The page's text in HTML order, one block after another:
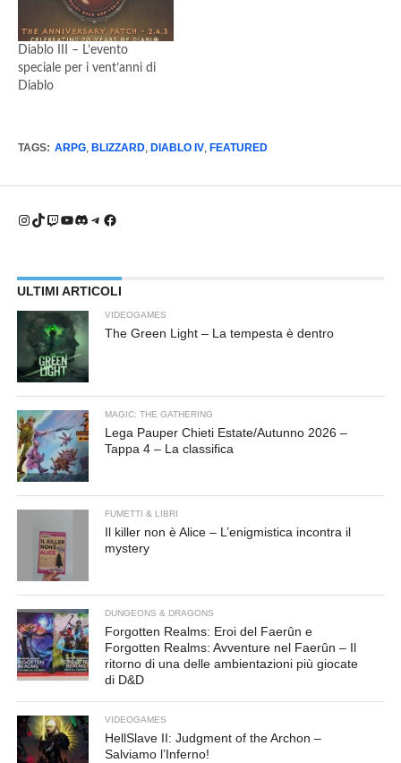
Diablo III – L’evento
speciale per i vent’anni di
Diablo
TAGS: ARPG, BLIZZARD, DIABLO IV, FEATURED
Instagram
TikTok
Twitch
YouTube
Discord
Telegram
Facebook
ULTIMI ARTICOLI
VIDEOGAMES
The Green Light – La tempesta è dentro
MAGIC: THE GATHERING
Lega Pauper Chieti Estate/Autunno 2026 –
Tappa 4 – La classifica
FUMETTI & LIBRI
Il killer non è Alice – L’enigmistica incontra il
mystery
DUNGEONS & DRAGONS
Forgotten Realms: Eroi del Faerûn e
Forgotten Realms: Avventure nel Faerûn – Il
ritorno di una delle ambientazioni più giocate
di D&D
VIDEOGAMES
HellSlave II: Judgment of the Archon –
Salviamo l’Inferno!